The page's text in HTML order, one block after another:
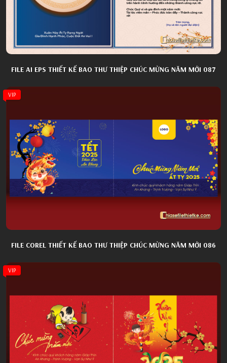
FILE AI EPS THIẾT KẾ BAO THƯ THIỆP CHÚC MỪNG NĂM MỚI 087
VIP
FILE COREL THIẾT KẾ BAO THƯ THIỆP CHÚC MỪNG NĂM MỚI 086
VIP